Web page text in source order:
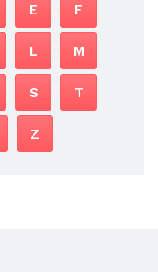
E F
L M
S T
Z